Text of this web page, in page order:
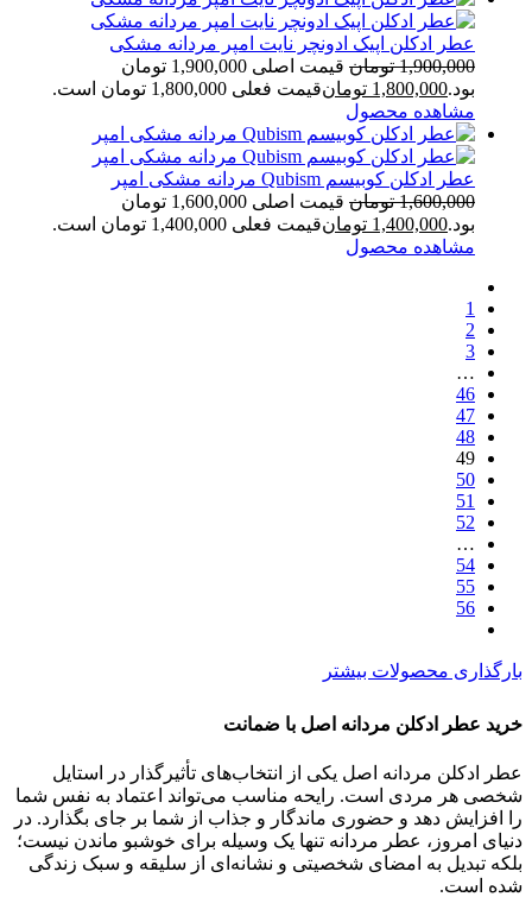
عطر ادکلن اپیک ادونچر نایت امپر مردانه مشکی
1,900,000 تومان
قیمت اصلی 1,900,000 تومان
بود.1,800,000 تومانقیمت فعلی 1,800,000 تومان است.
مشاهده محصول
عطر ادکلن کوبیسم Qubism مردانه مشکی امپر
1,600,000 تومان
قیمت اصلی 1,600,000 تومان
بود.1,400,000 تومانقیمت فعلی 1,400,000 تومان است.
مشاهده محصول
1
2
3
…
46
47
48
49
50
51
52
…
54
55
56
بارگذاری محصولات بیشتر
خرید عطر ادکلن مردانه اصل با ضمانت
عطر ادکلن مردانه اصل یکی از انتخاب‌های تأثیرگذار در استایل
شخصی هر مردی است. رایحه مناسب می‌تواند اعتماد به نفس شما
را افزایش دهد و حضوری ماندگار و جذاب از شما بر جای بگذارد. در
دنیای امروز، عطر مردانه تنها یک وسیله برای خوشبو ماندن نیست؛
بلکه تبدیل به امضای شخصیتی و نشانه‌ای از سلیقه و سبک زندگی
شده است.